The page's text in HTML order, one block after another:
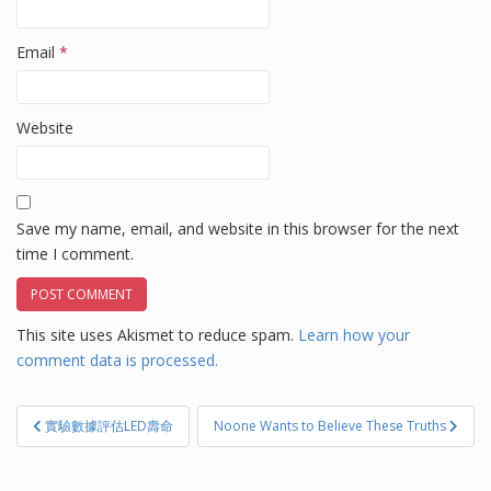
Email *
Website
Save my name, email, and website in this browser for the next
time I comment.
This site uses Akismet to reduce spam. Learn how your
comment data is processed.
Post
navigation
實驗數據評估LED壽命 Noone Wants to Believe These Truths